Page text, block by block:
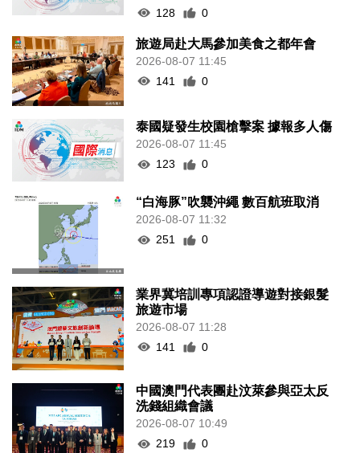
128
0
旅遊局赴大馬參加美食之都年會
2026-08-07 11:45
141
0
泰國疑發生校園槍擊案 據報多人傷
2026-08-07 11:45
123
0
“白海豚”吹襲沖繩 數百航班取消
2026-08-07 11:32
251
0
業界冀培訓專項認證導遊對接銀髮
旅遊市場
2026-08-07 11:28
141
0
中國澳門代表團赴汶萊參與亞太反
洗錢組織會議
2026-08-07 10:49
219
0